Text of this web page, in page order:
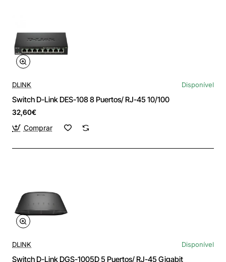
DLINK Disponível
Switch D-Link DES-108 8 Puertos/ RJ-45 10/100
32,60€
Comprar
DLINK Disponível
Switch D-Link DGS-1005D 5 Puertos/ RJ-45 Gigabit